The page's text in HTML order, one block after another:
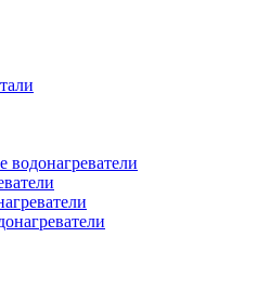
водонагреватели